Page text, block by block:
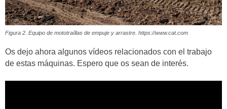
Figura 2. Equipo de mototraíllas de empuje y arrastre. https://www.cat.com
Os dejo ahora algunos vídeos relacionados con el trabajo
de estas máquinas. Espero que os sean de interés.